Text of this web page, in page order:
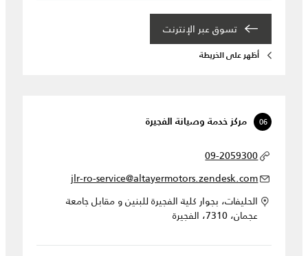
تسوق عبر الإنترنت
أظهر على الخريطة
06 مركز خدمة وصيانة الفجيرة
09-2059300
jlr-ro-service@altayermotors.zendesk.com
الحليفات، بجوار كلية الفجيرة للبنين و مقابل جامعة
عجمان، 7310، الفجيرة